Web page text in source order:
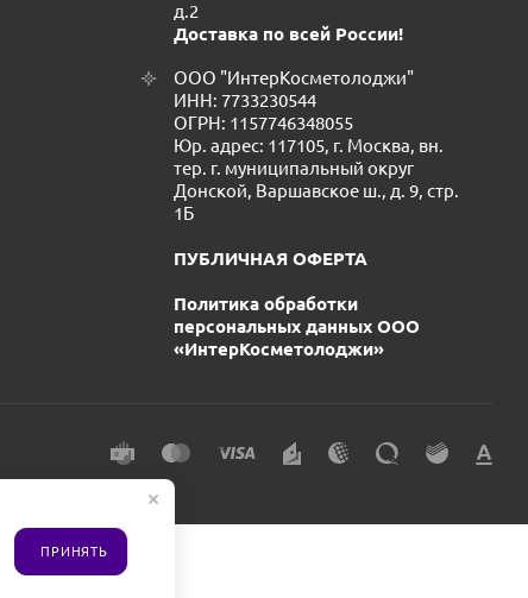
д.2
Доставка по всей России!
ООО "ИнтерКосметолоджи"
ИНН: 7733230544
ОГРН: 1157746348055
Юр. адрес: 117105, г. Москва, вн.
тер. г. муниципальный округ
Донской, Варшавское ш., д. 9, стр.
1Б
ПУБЛИЧНАЯ ОФЕРТА
Политика обработки
персональных данных ООО
«ИнтерКосметолоджи»
ПРИНЯТЬ